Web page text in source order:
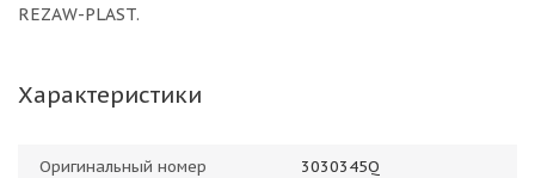
REZAW-PLAST.
Характеристики
Оригинальный номер 3030345Q